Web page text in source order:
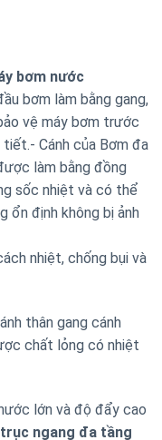
bơm nước
bơm làm bằng gang,
vệ máy bơm trước
Cánh của Bơm đa
làm bằng đồng
sốc nhiệt và có thể
ổn định không bị ảnh
nhiệt, chống bụi và
thân gang cánh
chất lỏng có nhiệt
lớn và độ đẩy cao
ngang đa tầng